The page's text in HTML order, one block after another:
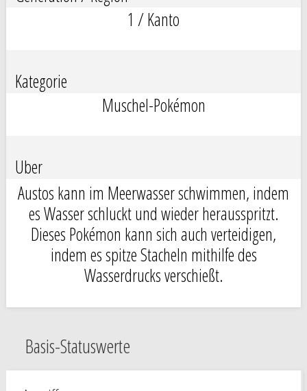
1 / Kanto
Kategorie
Muschel-Pokémon
Uber
Austos kann im Meerwasser schwimmen, indem
es Wasser schluckt und wieder herausspritzt.
Dieses Pokémon kann sich auch verteidigen,
indem es spitze Stacheln mithilfe des
Wasserdrucks verschießt.
Basis-Statuswerte